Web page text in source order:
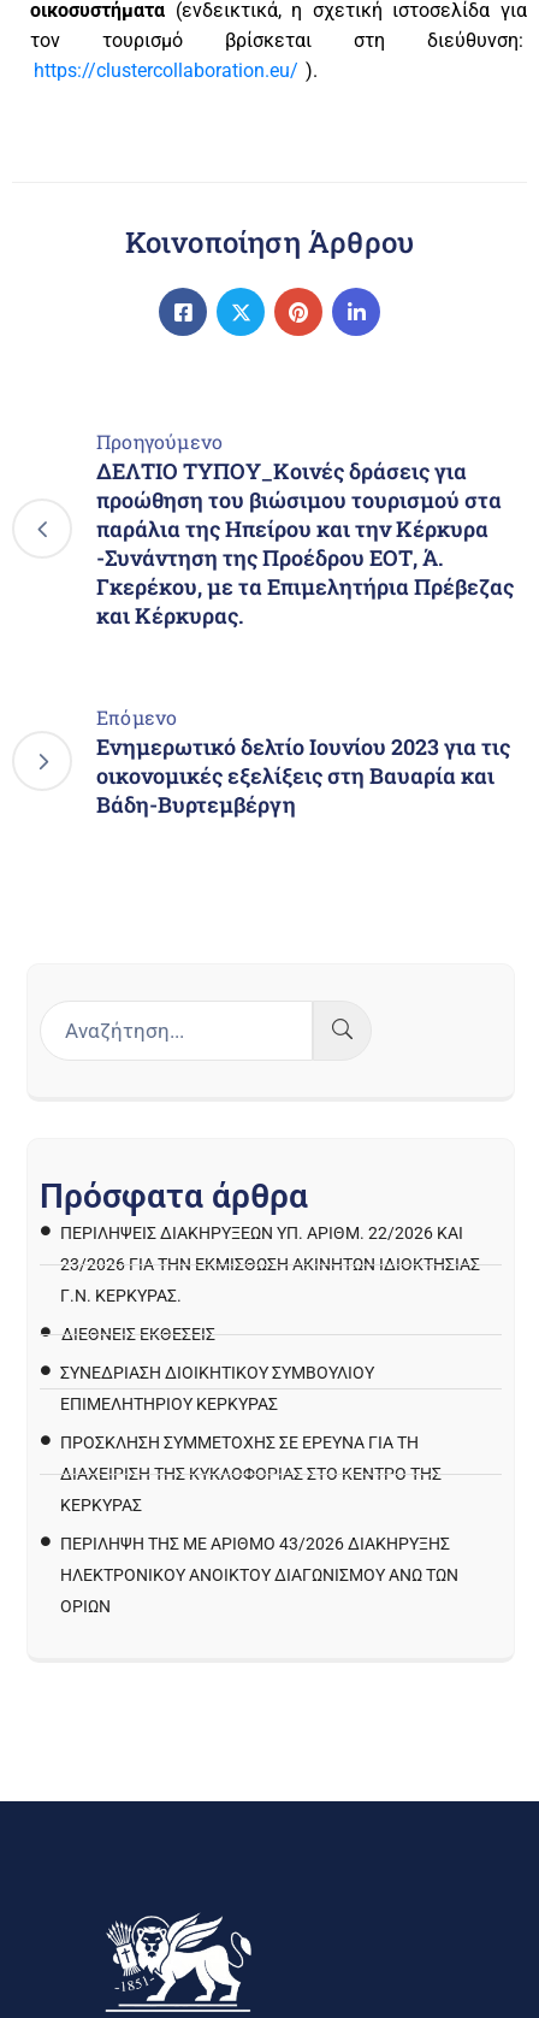
οικοσυστήματα (ενδεικτικά, η σχετική ιστοσελίδα για
τον τουρισμό βρίσκεται στη διεύθυνση:
https://clustercollaboration.eu/ ).
Κοινοποίηση Άρθρου
Προηγούμενο
ΔΕΛΤΙΟ ΤΥΠΟΥ_Κοινές δράσεις για
προώθηση του βιώσιμου τουρισμού στα
παράλια της Ηπείρου και την Κέρκυρα
-Συνάντηση της Προέδρου ΕΟΤ, Ά.
Γκερέκου, με τα Επιμελητήρια Πρέβεζας
και Κέρκυρας.
Επόμενο
Ενημερωτικό δελτίο Ιουνίου 2023 για τις
οικονομικές εξελίξεις στη Βαυαρία και
Βάδη-Βυρτεμβέργη
Πρόσφατα άρθρα
ΠΕΡΙΛΉΨΕΙΣ ΔΙΑΚΗΡΎΞΕΩΝ ΥΠ. ΑΡΙΘΜ. 22/2026 ΚΑΙ
23/2026 ΓΙΑ ΤΗΝ ΕΚΜΊΣΘΩΣΗ ΑΚΙΝΉΤΩΝ ΙΔΙΟΚΤΗΣΊΑΣ
Γ.Ν. ΚΈΡΚΥΡΑΣ.
ΔΙΕΘΝΕΙΣ ΕΚΘΕΣΕΙΣ
ΣΥΝΕΔΡΙΑΣΗ ΔΙΟΙΚΗΤΙΚΟΥ ΣΥΜΒΟΥΛΙΟΥ
ΕΠΙΜΕΛΗΤΗΡΙΟΥ ΚΕΡΚΥΡΑΣ
ΠΡΌΣΚΛΗΣΗ ΣΥΜΜΕΤΟΧΉΣ ΣΕ ΈΡΕΥΝΑ ΓΙΑ ΤΗ
ΔΙΑΧΕΊΡΙΣΗ ΤΗΣ ΚΥΚΛΟΦΟΡΊΑΣ ΣΤΟ ΚΈΝΤΡΟ ΤΗΣ
ΚΈΡΚΥΡΑΣ
ΠΕΡΙΛΗΨΗ ΤΗΣ ΜΕ ΑΡΙΘΜΟ 43/2026 ΔΙΑΚΗΡΥΞΗΣ
ΗΛΕΚΤΡΟΝΙΚΟΥ ΑΝΟΙΚΤΟΥ ΔΙΑΓΩΝΙΣΜΟΥ ΑΝΩ ΤΩΝ
ΟΡΙΩΝ